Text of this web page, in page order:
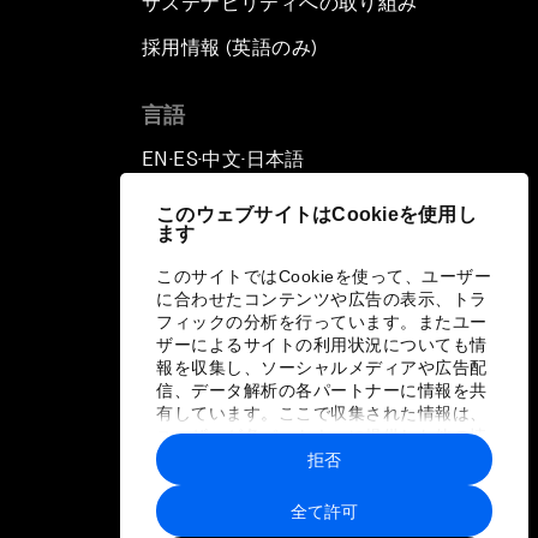
このウェブサイトはCookieを使用し
ます
このサイトではCookieを使って、ユーザー
に合わせたコンテンツや広告の表示、トラ
フィックの分析を行っています。またユー
ザーによるサイトの利用状況についても情
報を収集し、ソーシャルメディアや広告配
信、データ解析の各パートナーに情報を共
有しています。ここで収集された情報は、
ユーザーが各パートナーに提供した他の情
報や各パートナーのサービスを使用した際
に収集された情報と組み合わされ、各パー
トナーによって使用されることがありま
す。
全て許可
拒否
採用情報 (英語のみ)
言語
EN ▪ES▪中文▪ 日本語